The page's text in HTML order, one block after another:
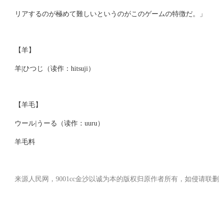
リアするのが極めて難しいというのがこのゲームの特徴だ。」
【羊】
羊|ひつじ（读作：hitsuji）
【羊毛】
ウール|うーる（读作：uuru）
羊毛料
来源人民网，9001cc金沙以诚为本的版权归原作者所有，如侵请联删